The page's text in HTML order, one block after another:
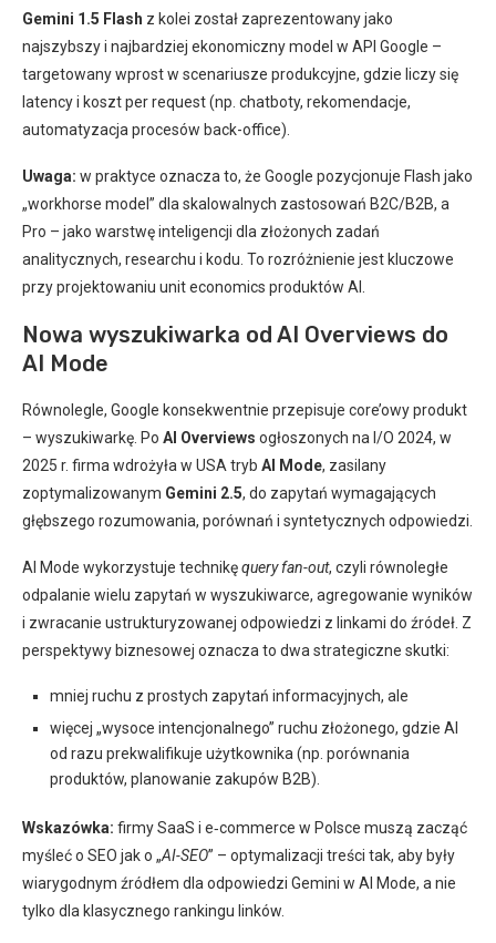
Gemini 1.5 Flash z kolei został zaprezentowany jako
najszybszy i najbardziej ekonomiczny model w API Google –
targetowany wprost w scenariusze produkcyjne, gdzie liczy się
latency i koszt per request (np. chatboty, rekomendacje,
automatyzacja procesów back-office).
Uwaga: w praktyce oznacza to, że Google pozycjonuje Flash jako
„workhorse model” dla skalowalnych zastosowań B2C/B2B, a
Pro – jako warstwę inteligencji dla złożonych zadań
analitycznych, researchu i kodu. To rozróżnienie jest kluczowe
przy projektowaniu unit economics produktów AI.
Nowa wyszukiwarka od AI Overviews do
AI Mode
Równolegle, Google konsekwentnie przepisuje core’owy produkt
– wyszukiwarkę. Po AI Overviews ogłoszonych na I/O 2024, w
2025 r. firma wdrożyła w USA tryb AI Mode, zasilany
zoptymalizowanym Gemini 2.5, do zapytań wymagających
głębszego rozumowania, porównań i syntetycznych odpowiedzi.
AI Mode wykorzystuje technikęquery fan-out, czyli równoległe
odpalanie wielu zapytań w wyszukiwarce, agregowanie wyników
i zwracanie ustrukturyzowanej odpowiedzi z linkami do źródeł. Z
perspektywy biznesowej oznacza to dwa strategiczne skutki:
mniej ruchu z prostych zapytań informacyjnych, ale
więcej „wysoce intencjonalnego” ruchu złożonego, gdzie AI
od razu prekwalifikuje użytkownika (np. porównania
produktów, planowanie zakupów B2B).
Wskazówka: firmy SaaS i e‑commerce w Polsce muszą zacząć
myśleć o SEO jak o „AI-SEO” – optymalizacji treści tak, aby były
wiarygodnym źródłem dla odpowiedzi Gemini w AI Mode, a nie
tylko dla klasycznego rankingu linków.